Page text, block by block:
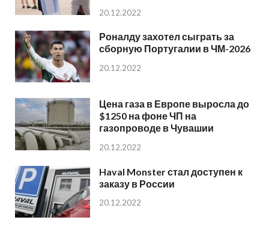
20.12.2022
Роналду захотел сыграть за
сборную Португалии в ЧМ-2026
20.12.2022
Цена газа в Европе выросла до
$1250 на фоне ЧП на
газопроводе в Чувашии
20.12.2022
Haval Monster стал доступен к
заказу в России
20.12.2022